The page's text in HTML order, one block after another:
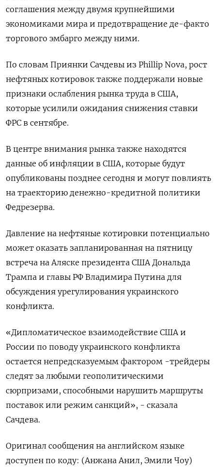
соглашения между двумя крупнейшими
экономиками мира и предотвращение де-факто
торгового эмбарго между ними.
По словам Приянки Сачдевы из Phillip Nova, рост
нефтяных котировок также поддержали новые
признаки ослабления рынка труда в США,
которые усилили ожидания снижения ставки
ФРС в сентябре.
В центре внимания рынка также находятся
данные об инфляции в США, которые будут
опубликованы позднее сегодня и могут повлиять
на траекторию денежно-кредитной политики
Федрезерва.
Давление на нефтяные котировки потенциально
может оказать запланированная на пятницу
встреча на Аляске президента США Дональда
Трампа и главы РФ Владимира Путина для
обсуждения урегулирования украинского
конфликта.
«Дипломатическое взаимодействие США и
России по поводу украинского конфликта
остается непредсказуемым фактором -трейдеры
следят за любыми геополитическими
сюрпризами, способными нарушить маршруты
поставок или режим санкций», - сказала
Сачдева.
Оригинал сообщения на английском языке
доступен по коду: (Анжана Анил, Эмили Чоу)